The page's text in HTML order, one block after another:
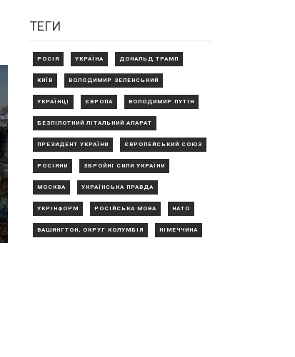
ТЕГИ
РОСІЯ УКРАЇНА ДОНАЛЬД ТРАМП
КИЇВ ВОЛОДИМИР ЗЕЛЕНСЬКИЙ
УКРАЇНЦІ ЄВРОПА ВОЛОДИМИР ПУТІН
БЕЗПІЛОТНИЙ ЛІТАЛЬНИЙ АПАРАТ
ПРЕЗИДЕНТ УКРАЇНИ ЄВРОПЕЙСЬКИЙ СОЮЗ
РОСІЯНИ ЗБРОЙНІ СИЛИ УКРАЇНИ
МОСКВА УКРАЇНСЬКА ПРАВДА
УКРІНФОРМ РОСІЙСЬКА МОВА НАТО
ВАШИНГТОН, ОКРУГ КОЛУМБІЯ НІМЕЧЧИНА